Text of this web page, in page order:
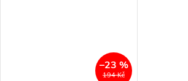
194 Kč
–23 %